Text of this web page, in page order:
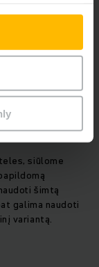
PinCode“
galite
siūlome
šimtą
galima naudoti
variantą.